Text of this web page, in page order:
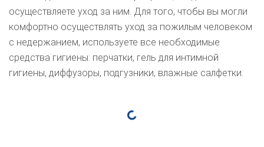
осуществляете уход за ним. Для того, чтобы вы могли
комфортно осуществлять уход за пожилым человеком
с недержанием, используете все необходимые
средства гигиены: перчатки, гель для интимной
гигиены, диффузоры, подгузники, влажные салфетки.